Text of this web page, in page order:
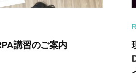
講習のご案内